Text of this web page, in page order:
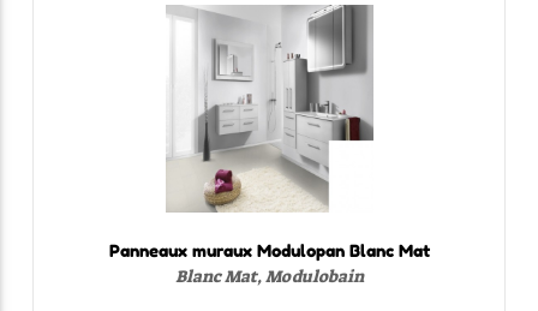
Panneaux muraux Modulopan Blanc Mat
Blanc Mat, Modulobain